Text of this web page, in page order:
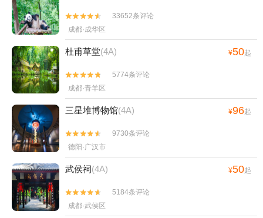


33652条评论
成都·成华区
杜甫草堂(4A) ¥50起


5774条评论
成都·青羊区
三星堆博物馆(4A) ¥96起


9730条评论
德阳·广汉市
武侯祠(4A) ¥50起


5184条评论
成都·武侯区